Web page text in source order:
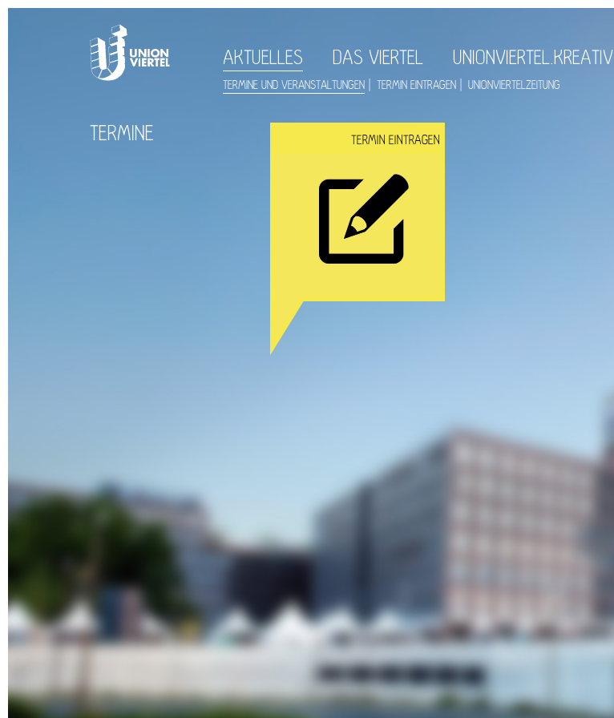
AKTUELLES
TERMINE UND VERANSTALTUNGEN TERMIN EINTRAGEN UNIONVIERTELZEITUNG
DAS VIERTEL UNIONVIERTEL.KREATIV
TERMINE TERMIN EINTRAGEN